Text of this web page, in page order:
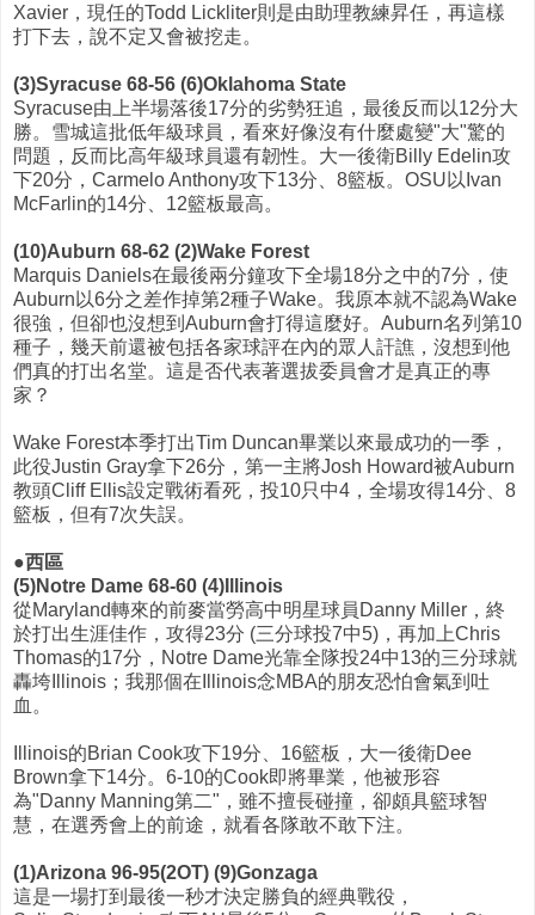
Xavier，現任的Todd Lickliter則是由助理教練昇任，再這樣
打下去，說不定又會被挖走。
(3)Syracuse 68-56 (6)Oklahoma State
Syracuse由上半場落後17分的劣勢狂追，最後反而以12分大
勝。雪城這批低年級球員，看來好像沒有什麼處變"大"驚的
問題，反而比高年級球員還有韌性。大一後衛Billy Edelin攻
下20分，Carmelo Anthony攻下13分、8籃板。OSU以Ivan
McFarlin的14分、12籃板最高。
(10)Auburn 68-62 (2)Wake Forest
Marquis Daniels在最後兩分鐘攻下全場18分之中的7分，使
Auburn以6分之差作掉第2種子Wake。我原本就不認為Wake
很強，但卻也沒想到Auburn會打得這麼好。Auburn名列第10
種子，幾天前還被包括各家球評在內的眾人訐譙，沒想到他
們真的打出名堂。這是否代表著選拔委員會才是真正的專
家？
Wake Forest本季打出Tim Duncan畢業以來最成功的一季，
此役Justin Gray拿下26分，第一主將Josh Howard被Auburn
教頭Cliff Ellis設定戰術看死，投10只中4，全場攻得14分、8
籃板，但有7次失誤。
●西區
(5)Notre Dame 68-60 (4)Illinois
從Maryland轉來的前麥當勞高中明星球員Danny Miller，終
於打出生涯佳作，攻得23分 (三分球投7中5)，再加上Chris
Thomas的17分，Notre Dame光靠全隊投24中13的三分球就
轟垮Illinois；我那個在Illinois念MBA的朋友恐怕會氣到吐
血。
Illinois的Brian Cook攻下19分、16籃板，大一後衛Dee
Brown拿下14分。6-10的Cook即將畢業，他被形容
為"Danny Manning第二"，雖不擅長碰撞，卻頗具籃球智
慧，在選秀會上的前途，就看各隊敢不敢下注。
(1)Arizona 96-95(2OT) (9)Gonzaga
這是一場打到最後一秒才決定勝負的經典戰役，